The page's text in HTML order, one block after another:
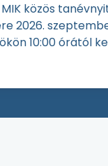
MIK közös
2026.
10:00 órától